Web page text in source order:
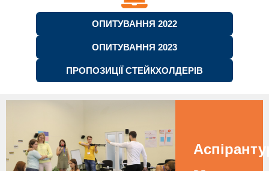
ОПИТУВАННЯ 2022
ОПИТУВАННЯ 2023
ПРОПОЗИЦІЇ СТЕЙКХОЛДЕРІВ